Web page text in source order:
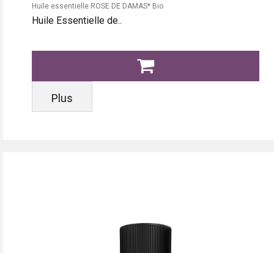
Huile essentielle ROSE DE DAMAS* Bio
Huile Essentielle de..
Plus